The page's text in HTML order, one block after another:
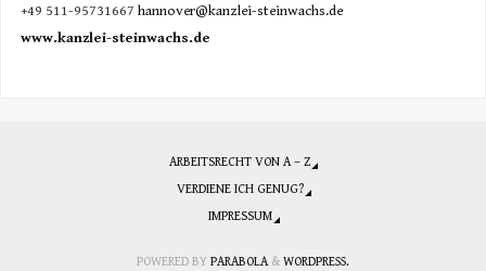
+49 511-95731667 hannover@kanzlei-steinwachs.de
www.kanzlei-steinwachs.de
ARBEITSRECHT VON A – Z
VERDIENE ICH GENUG?
IMPRESSUM
POWERED BY PARABOLA& WORDPRESS.